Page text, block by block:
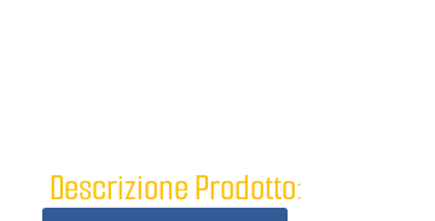
Descrizione Prodotto: